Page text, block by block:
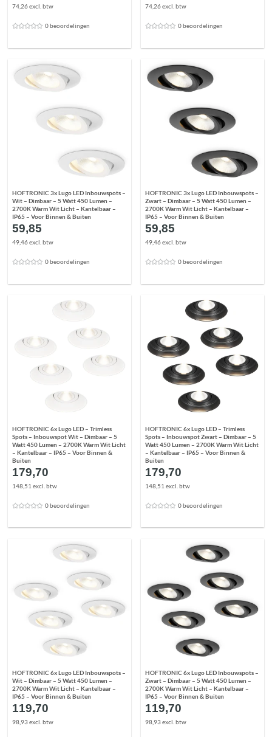
74,26 excl. btw
0 beoordelingen
74,26 excl. btw
0 beoordelingen
HOFTRONIC 3x Lugo LED Inbouwspots –
Wit – Dimbaar – 5 Watt 450 Lumen –
2700K Warm Wit Licht – Kantelbaar –
IP65 – Voor Binnen & Buiten
59,85
49,46 excl. btw
0 beoordelingen
HOFTRONIC 3x Lugo LED Inbouwspots –
Zwart – Dimbaar – 5 Watt 450 Lumen –
2700K Warm Wit Licht – Kantelbaar –
IP65 – Voor Binnen & Buiten
59,85
49,46 excl. btw
0 beoordelingen
HOFTRONIC 6x Lugo LED – Trimless
Spots – Inbouwspot Wit – Dimbaar – 5
Watt 450 Lumen – 2700K Warm Wit Licht
– Kantelbaar – IP65 – Voor Binnen &
Buiten
179,70
148,51 excl. btw
0 beoordelingen
HOFTRONIC 6x Lugo LED – Trimless
Spots – Inbouwspot Zwart – Dimbaar – 5
Watt 450 Lumen – 2700K Warm Wit Licht
– Kantelbaar – IP65 – Voor Binnen &
Buiten
179,70
148,51 excl. btw
0 beoordelingen
HOFTRONIC 6x Lugo LED Inbouwspots –
Wit – Dimbaar – 5 Watt 450 Lumen –
2700K Warm Wit Licht – Kantelbaar –
IP65 – Voor Binnen & Buiten
119,70
98,93 excl. btw
HOFTRONIC 6x Lugo LED Inbouwspots –
Zwart – Dimbaar – 5 Watt 450 Lumen –
2700K Warm Wit Licht – Kantelbaar –
IP65 – Voor Binnen & Buiten
119,70
98,93 excl. btw